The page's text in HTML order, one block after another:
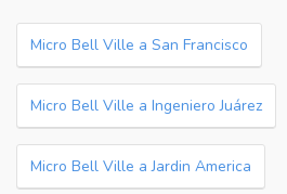
Micro Bell Ville a San Francisco
Micro Bell Ville a Ingeniero Juárez
Micro Bell Ville a Jardin America